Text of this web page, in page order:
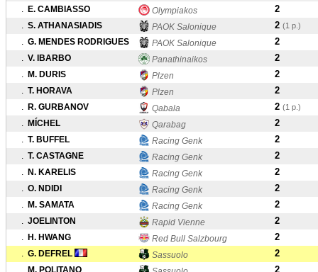
. E. CAMBIASSO Olympiakos 2
. S. ATHANASIADIS PAOK Salonique 2 (1 p.)
. G. MENDES RODRIGUES PAOK Salonique 2
. V. IBARBO Panathinaikos 2
. M. DURIS Plzen 2
. T. HORAVA Plzen 2
. R. GURBANOV Qabala 2 (1 p.)
. MÍCHEL Qarabag 2
. T. BUFFEL Racing Genk 2
. T. CASTAGNE Racing Genk 2
. N. KARELIS Racing Genk 2
. O. NDIDI Racing Genk 2
. M. SAMATA Racing Genk 2
. JOELINTON Rapid Vienne 2
. H. HWANG Red Bull Salzbourg 2
. G. DEFREL Sassuolo 2
. M. POLITANO 2